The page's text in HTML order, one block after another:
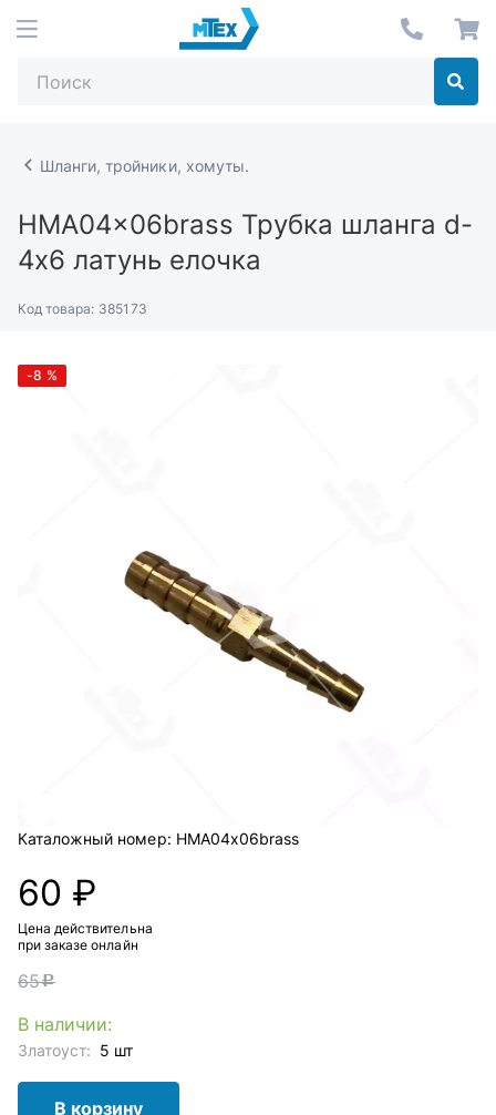
Шланги, тройники, хомуты.
HMA04x06brass Трубка шланга d-
4х6 латунь елочка
Код товара: 385173
-8 %
Каталожный номер: HMA04x06brass
60 ₽
Цена действительна
при заказе онлайн
65c
В наличии:
Златоуст: 5 шт
В корзину